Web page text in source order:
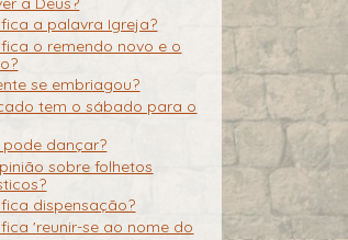
a palavra Igreja?
o remendo novo e o
se embriagou?
tem o sábado para o
dançar?
sobre folhetos
dispensação?
'reunir-se ao nome do